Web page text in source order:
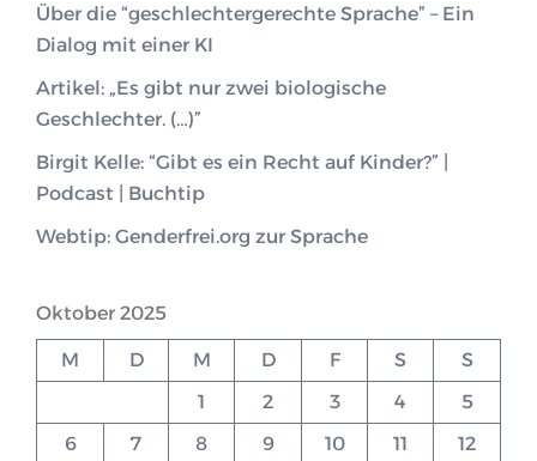
Über die “geschlechtergerechte Sprache” – Ein
Dialog mit einer KI
Artikel: „Es gibt nur zwei biologische
Geschlechter. (…)”
Birgit Kelle: “Gibt es ein Recht auf Kinder?” |
Podcast | Buchtip
Webtip: Genderfrei.org zur Sprache
Oktober 2025
M D M D F S
S
1
2 3 4
5
6
7 8 9 10 11 12